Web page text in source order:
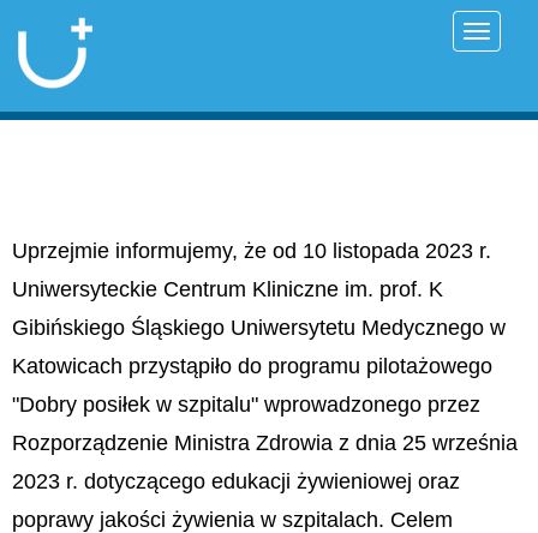
Uprzejmie informujemy, że od 10 listopada 2023 r.
Uniwersyteckie Centrum Kliniczne im. prof. K
Gibińskiego Śląskiego Uniwersytetu Medycznego w
Katowicach przystąpiło do programu pilotażowego
"Dobry posiłek w szpitalu" wprowadzonego przez
Rozporządzenie Ministra Zdrowia z dnia 25 września
2023 r. dotyczącego edukacji żywieniowej oraz
poprawy jakości żywienia w szpitalach. Celem